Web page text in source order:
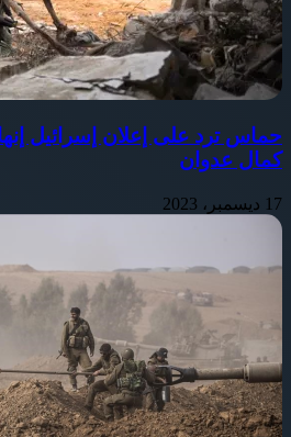
حماس ترد على إعلان إسرائيل
كمال عدوان
17 ديسمبر، 2023